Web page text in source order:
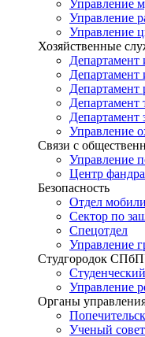
Управление
Управление
Управление
Хозяйственные
Департамент
Департамент
Департамент
Управление
Связи с
Управление
Центр
Безопасность
Отдел
Сектор по
Спецотдел
Управление
Студгородок
Управление
Органы
Ученый